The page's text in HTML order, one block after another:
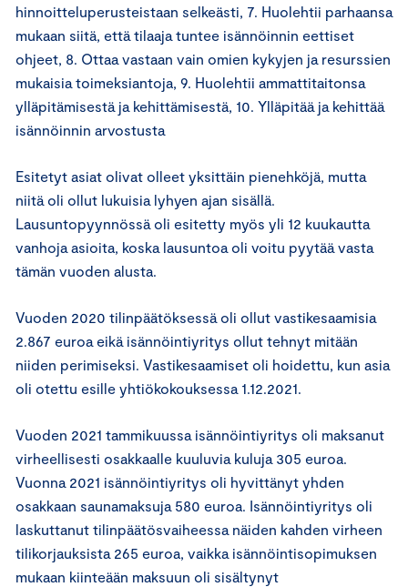
hinnoitteluperusteistaan selkeästi, 7. Huolehtii parhaansa
mukaan siitä, että tilaaja tuntee isännöinnin eettiset
ohjeet, 8. Ottaa vastaan vain omien kykyjen ja resurssien
mukaisia toimeksiantoja, 9. Huolehtii ammattitaitonsa
ylläpitämisestä ja kehittämisestä, 10. Ylläpitää ja kehittää
isännöinnin arvostusta
Esitetyt asiat olivat olleet yksittäin pienehköjä, mutta
niitä oli ollut lukuisia lyhyen ajan sisällä.
Lausuntopyynnössä oli esitetty myös yli 12 kuukautta
vanhoja asioita, koska lausuntoa oli voitu pyytää vasta
tämän vuoden alusta.
Vuoden 2020 tilinpäätöksessä oli ollut vastikesaamisia
2.867 euroa eikä isännöintiyritys ollut tehnyt mitään
niiden perimiseksi. Vastikesaamiset oli hoidettu, kun asia
oli otettu esille yhtiökokouksessa 1.12.2021.
Vuoden 2021 tammikuussa isännöintiyritys oli maksanut
virheellisesti osakkaalle kuuluvia kuluja 305 euroa.
Vuonna 2021 isännöintiyritys oli hyvittänyt yhden
osakkaan saunamaksuja 580 euroa. Isännöintiyritys oli
laskuttanut tilinpäätösvaiheessa näiden kahden virheen
tilikorjauksista 265 euroa, vaikka isännöintisopimuksen
mukaan kiinteään maksuun oli sisältynyt